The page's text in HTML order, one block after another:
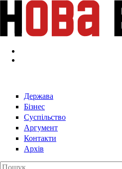
Перейти к основному содержанию
Держава
Бізнес
Суспільство
Аргумент
Контакти
Архів